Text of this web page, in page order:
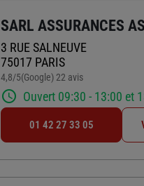
SARL ASSURANCES
3 RUE SALNEUVE
75017 PARIS
4,8/5Note de 4.8 sur 5
(Google) 22 avis
Ouvert 09:30 - 13:00 et
01 42 27 33 05